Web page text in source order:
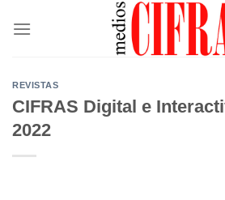
REVISTAS
CIFRAS Digital e
2022